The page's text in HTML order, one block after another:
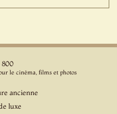
800
le cinéma, films et photos
ancienne
luxe